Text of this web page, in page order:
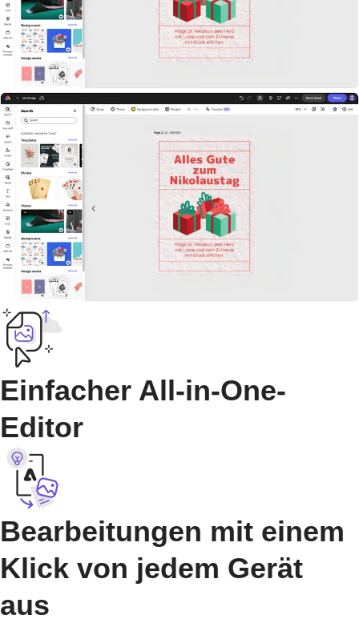
Einfacher All-in-One-
Editor
Bearbeitungen mit einem
Klick von jedem Gerät
aus